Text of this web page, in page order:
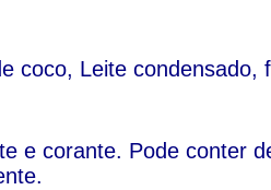
coco, Leite condensado,
e corante. Pode conter